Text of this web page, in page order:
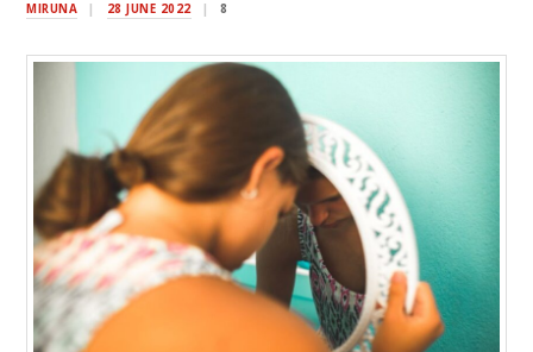
MIRUNA 28 JUNE 2022 8